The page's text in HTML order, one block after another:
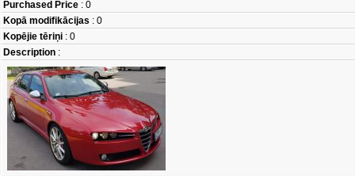
Purchased Price : 0
Kopā modifikācijas : 0
Kopējie tēriņi : 0
Description :